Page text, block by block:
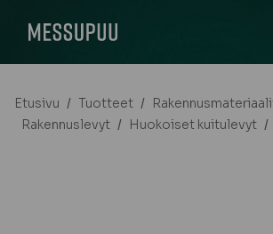
Etusivu / Tuotteet /
Rakennuslevyt / Huokoiset kuitulevyt /